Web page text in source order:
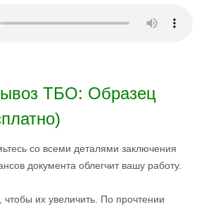
ТБО: Образец
со всеми деталями заключения
документа облегчит вашу работу.
их увеличить. По прочтении